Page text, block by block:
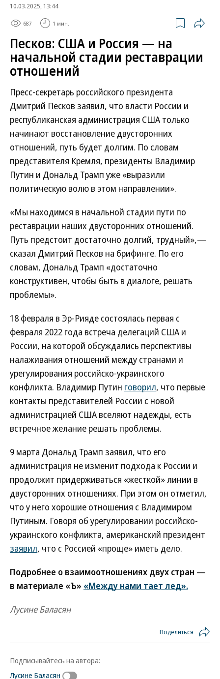
10.03.2025, 13:44
687 1 мин.
Песков: США и Россия — на
начальной стадии реставрации
отношений
Пресс-секретарь российского президента
Дмитрий Песков заявил, что власти России и
республиканская администрация США только
начинают восстановление двусторонних
отношений, путь будет долгим. По словам
представителя Кремля, президенты Владимир
Путин и Дональд Трамп уже «выразили
политическую волю в этом направлении».
«Мы находимся в начальной стадии пути по
реставрации наших двусторонних отношений.
Путь предстоит достаточно долгий, трудный»,—
сказал Дмитрий Песков на брифинге. По его
словам, Дональд Трамп «достаточно
конструктивен, чтобы быть в диалоге, решать
проблемы».
18 февраля в Эр-Рияде состоялась первая с
февраля 2022 года встреча делегаций США и
России, на которой обсуждались перспективы
налаживания отношений между странами и
урегулирования российско-украинского
конфликта. Владимир Путин говорил, что первые
контакты представителей России с новой
администрацией США вселяют надежды, есть
встречное желание решать проблемы.
9 марта Дональд Трамп заявил, что его
администрация не изменит подхода к России и
продолжит придерживаться «жесткой» линии в
двусторонних отношениях. При этом он отметил,
что у него хорошие отношения с Владимиром
Путиным. Говоря об урегулировании российско-
украинского конфликта, американский президент
заявил, что с Россией «проще» иметь дело.
Подробнее о взаимоотношениях двух стран —
в материале «Ъ» «Между нами тает лед».
Лусине Баласян
Поделиться
Подписывайтесь на автора:
Лусине Баласян